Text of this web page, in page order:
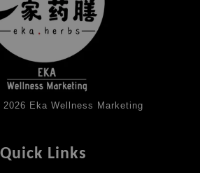
Eka Wellness Marketing
Quick Links